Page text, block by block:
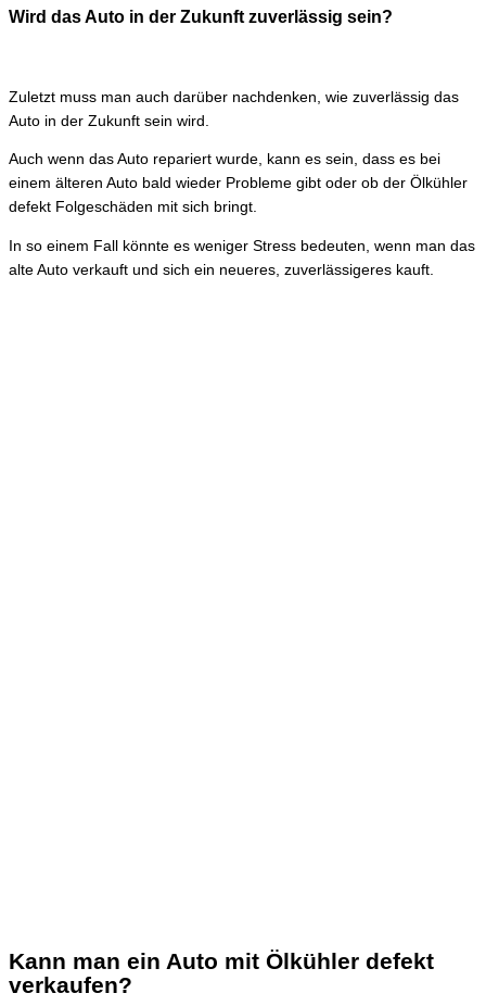
Wird das Auto in der Zukunft zuverlässig sein?
Zuletzt muss man auch darüber nachdenken, wie zuverlässig das
Auto in der Zukunft sein wird.
Auch wenn das Auto repariert wurde, kann es sein, dass es bei
einem älteren Auto bald wieder Probleme gibt oder ob der Ölkühler
defekt Folgeschäden mit sich bringt.
In so einem Fall könnte es weniger Stress bedeuten, wenn man das
alte Auto verkauft und sich ein neueres, zuverlässigeres kauft.
Kann man ein Auto mit Ölkühler defekt
verkaufen?